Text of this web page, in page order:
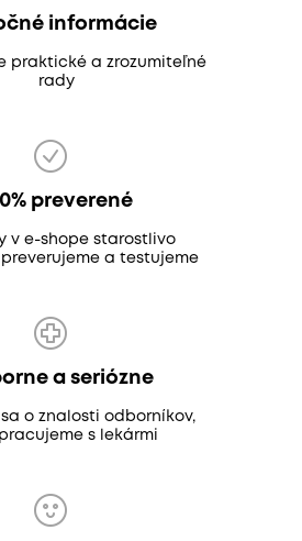
informácie
praktické a zrozumiteľné
rady
preverené
v e-shope starostlivo
a testujeme
a seriózne
o znalosti odborníkov,
s lekármi